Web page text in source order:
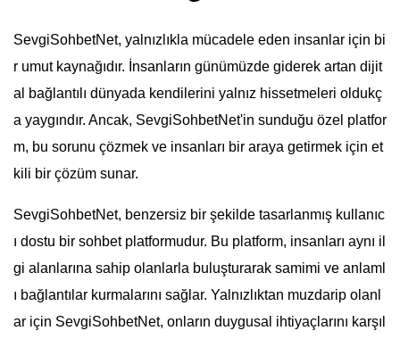
SevgiSohbetNet, yalnızlıkla mücadele eden insanlar için bi
r umut kaynağıdır. İnsanların günümüzde giderek artan dijit
al bağlantılı dünyada kendilerini yalnız hissetmeleri oldukç
a yaygındır. Ancak, SevgiSohbetNet'in sunduğu özel platfor
m, bu sorunu çözmek ve insanları bir araya getirmek için et
kili bir çözüm sunar.
SevgiSohbetNet, benzersiz bir şekilde tasarlanmış kullanıc
ı dostu bir sohbet platformudur. Bu platform, insanları aynı il
gi alanlarına sahip olanlarla buluşturarak samimi ve anlaml
ı bağlantılar kurmalarını sağlar. Yalnızlıktan muzdarip olanl
ar için SevgiSohbetNet, onların duygusal ihtiyaçlarını karşıl